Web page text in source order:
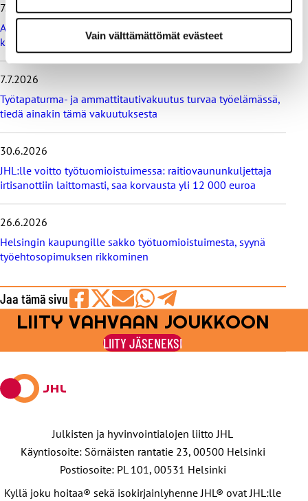
Vain välttämättömät evästeet
ä
t
u
t
i
s
e
t
7.7.2026
Ammattiliitto JHL vastustaa maksullisia avoimia
korkeakoulututkintoja
7.7.2026
Työtapaturma- ja ammattitautivakuutus turvaa työelämässä,
tiedä ainakin tämä vakuutuksesta
30.6.2026
JHL:lle voitto työtuomioistuimessa: raitiovaununkuljettaja
irtisanottiin laittomasti, saa korvausta yli 12 000 euroa
26.6.2026
Helsingin kaupungille sakko työtuomioistuimesta, syynä
työehtosopimuksen rikkominen
Jaa tämä sivu
Jaa
Facebookissa
Jaa
viestipalvelu
X:ssä
Jaa
sähköpostilla
Jaa
WhatsAppilla
Jaa
Telegramilla
LIITY VAHVAAN JOUKKOON
LIITY JÄSENEKSI
Julkisten ja hyvinvointialojen liitto JHL
Käyntiosoite: Sörnäisten rantatie 23, 00500 Helsinki
Postiosoite: PL 101, 00531 Helsinki
Kyllä joku hoitaa® sekä isokirjainlyhenne JHL® ovat JHL:lle